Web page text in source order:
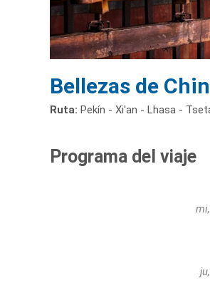
Bellezas de
Ruta: Pekín - Xi'an - Lhasa -
Programa del viaje